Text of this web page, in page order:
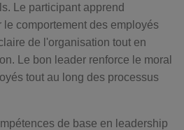
Le participant apprend
le comportement des employés
de l'organisation tout en
Le bon leader renforce le moral
tout au long des processus
de base en leadership